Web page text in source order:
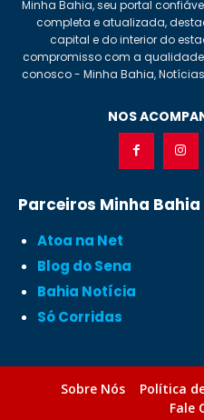
Minha Bahia, seu portal
completa e atualizada,
capital e do interior do
compromisso com a
conosco - Minha Bahia,
NOS
Parceiros Minha Bahia
Atoa na Net
Blog do Sena
Bahia Notícia
Só Corridas
Sobre Nós Política
Fale